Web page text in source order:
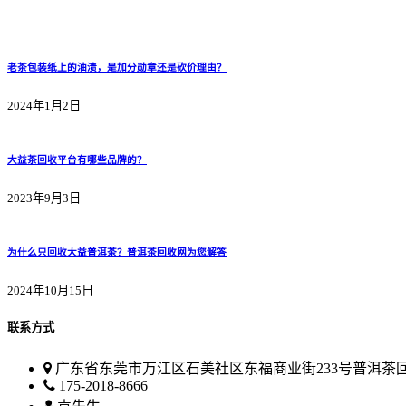
老茶包装纸上的油渍，是加分勋章还是砍价理由？
2024年1月2日
大益茶回收平台有哪些品牌的？
2023年9月3日
为什么只回收大益普洱茶？普洱茶回收网为您解答
2024年10月15日
联系方式
广东省东莞市万江区石美社区东福商业街233号普洱茶
175-2018-8666